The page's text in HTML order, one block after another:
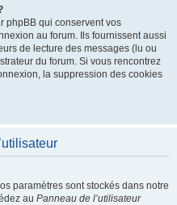
phpBB qui conservent vos
au forum. Ils fournissent aussi
de lecture des messages (lu ou
du forum. Si vous rencontrez
la suppression des cookies
paramètres sont stockés dans notre
au Panneau de l’utilisateur